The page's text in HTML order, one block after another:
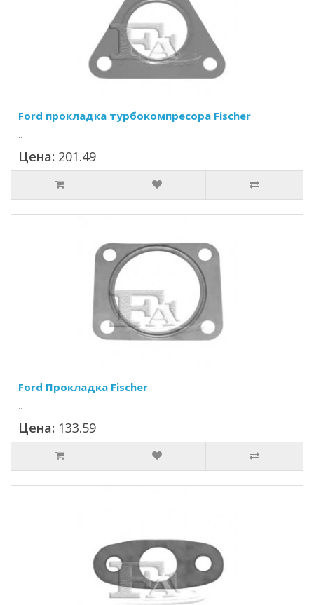
Ford прокладка турбокомпресора Fischer
..
Цена: 201.49
Ford Прокладка Fischer
..
Цена: 133.59